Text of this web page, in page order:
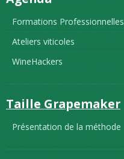
Formations Professionnelles
Ateliers viticoles
WineHackers
Taille Grapemaker
Présentation de la méthode